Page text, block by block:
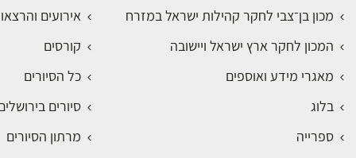
מכון בן־צבי לחקר קהילות ישראל במזרח
המכון לחקר ארץ ישראל ויישובה
מאגרי מידע ואוספים
בלוג
ספרייה
אירועים
קורסים
כל הסיורים
סיורים
מרתון הסיורים